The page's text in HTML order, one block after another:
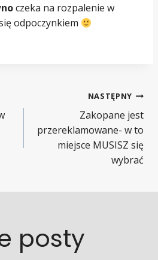
czeka na rozpalenie w
odpoczynkiem
NASTĘPNY
Zakopane jest
przereklamowane- w to
miejsce MUSISZ się
wybrać
posty